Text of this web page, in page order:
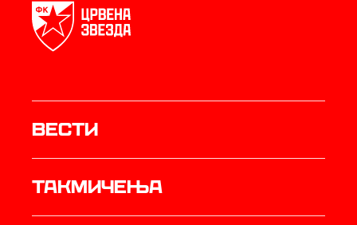
Вести
Такмичења